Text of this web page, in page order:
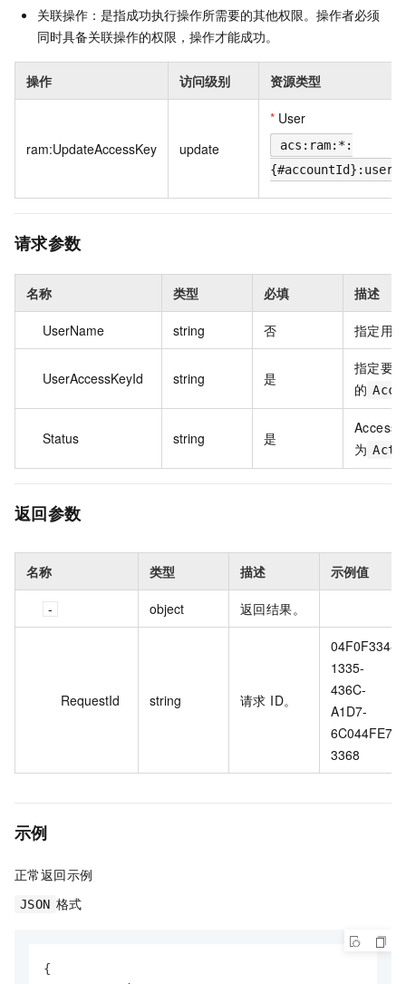
关联操作：是指成功执行操作所需要的其他权限。操作者必须
同时具备关联操作的权限，操作才能成功。
操作 访问级别 资源类型
ram:UpdateAccessKey update
* User
acs:ram:*:
{#accountId}:user/
请求参数
名称 类型 必填 描述
UserName string 否 指定用
UserAccessKeyId string 是
指定要
的
Status string 是
为
返回参数
名称 类型 描述 示例值
object 返回结果。
RequestId string 请求 ID。
04F0F334-
1335-
436C-
A1D7-
6C044FE7
3368
示例
正常返回示例
JSON 格式
{